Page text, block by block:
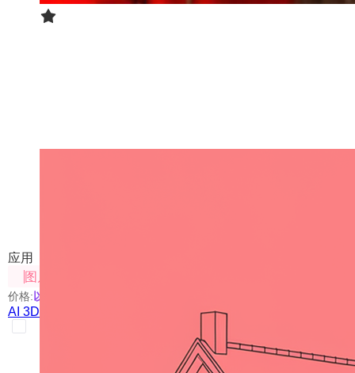
应用
图片处理
价格: 以具体使用的模型为准
AI 3D 建模